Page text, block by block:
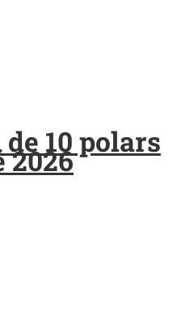
10 polars
2026